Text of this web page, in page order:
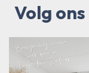
Volg ons